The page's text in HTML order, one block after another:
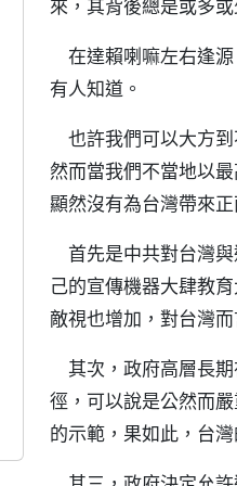
來，其背後總是或多
在達賴喇嘛左右逢
有人知道。
也許我們可以大方
然而當我們不當地以
顯然沒有為台灣帶來
首先是中共對台灣
己的宣傳機器大肆教
敵視也增加，對台灣
其次，政府高層長
徑，可以說是公然而
的示範，果如此，台